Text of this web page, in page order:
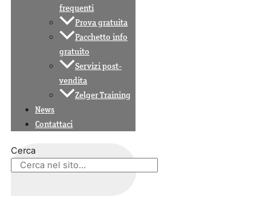
frequenti
Prova gratuita
Pacchetto info
gratuito
Servizi post-
vendita
Zelger Training
News
Contattaci
Cerca